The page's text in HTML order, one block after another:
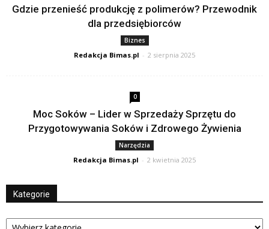
Gdzie przenieść produkcję z polimerów? Przewodnik
dla przedsiębiorców
Biznes
Redakcja Bimas.pl - 2 sierpnia 2025
0
Moc Soków – Lider w Sprzedaży Sprzętu do
Przygotowywania Soków i Zdrowego Żywienia
Narzędzia
Redakcja Bimas.pl - 2 kwietnia 2025
Kategorie
Kategorie